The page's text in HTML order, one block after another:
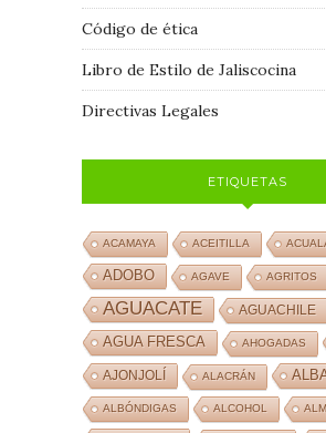
Código de ética
Libro de Estilo de Jaliscocina
Directivas Legales
ETIQUETAS
ACAMAYA ACEITILLA
ADOBO AGAVE AGRITOS
AGUACATE AGUACHILE
AGUA FRESCA AHOGADAS
AJONJOLÍ ALACRÁN
ALBÓNDIGAS ALCOHOL